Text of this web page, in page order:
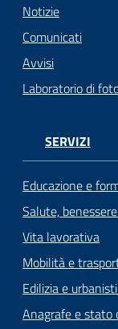
Notizie
Comunicati
Avvisi
Laboratorio di
SERVIZI
Educazione e
Salute,
Vita lavorativa
Mobilità e
Edilizia e
Anagrafe e stato